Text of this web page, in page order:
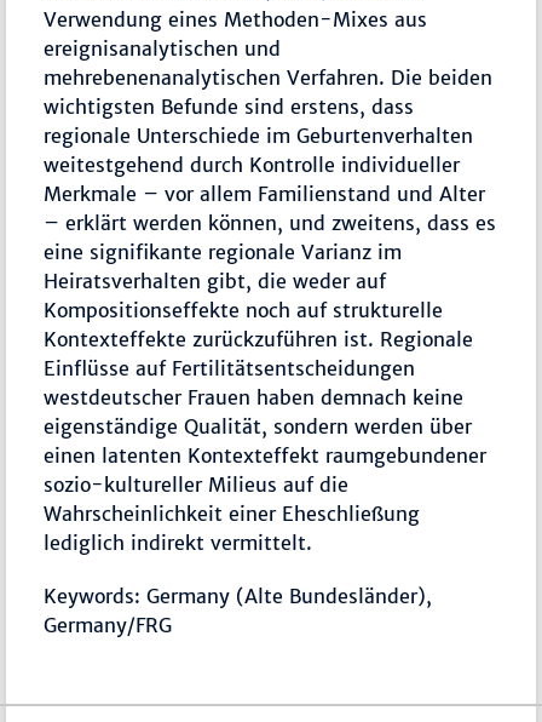
Verwendung eines Methoden-Mixes aus
ereignisanalytischen und
mehrebenenanalytischen Verfahren. Die beiden
wichtigsten Befunde sind erstens, dass
regionale Unterschiede im Geburtenverhalten
weitestgehend durch Kontrolle individueller
Merkmale – vor allem Familienstand und Alter
– erklärt werden können, und zweitens, dass es
eine signifikante regionale Varianz im
Heiratsverhalten gibt, die weder auf
Kompositionseffekte noch auf strukturelle
Kontexteffekte zurückzuführen ist. Regionale
Einflüsse auf Fertilitätsentscheidungen
westdeutscher Frauen haben demnach keine
eigenständige Qualität, sondern werden über
einen latenten Kontexteffekt raumgebundener
sozio-kultureller Milieus auf die
Wahrscheinlichkeit einer Eheschließung
lediglich indirekt vermittelt.
Keywords: Germany (Alte Bundesländer),
Germany/FRG